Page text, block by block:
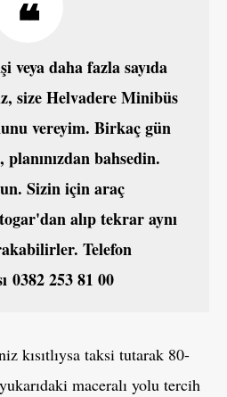
veya daha fazla sayıda
size Helvadere Minibüs
vereyim. Birkaç gün
planınızdan bahsedin.
Sizin için araç
alıp tekrar aynı
Telefon
0382 253 81 00
kısıtlıysa taksi tutarak 80-
maceralı yolu tercih